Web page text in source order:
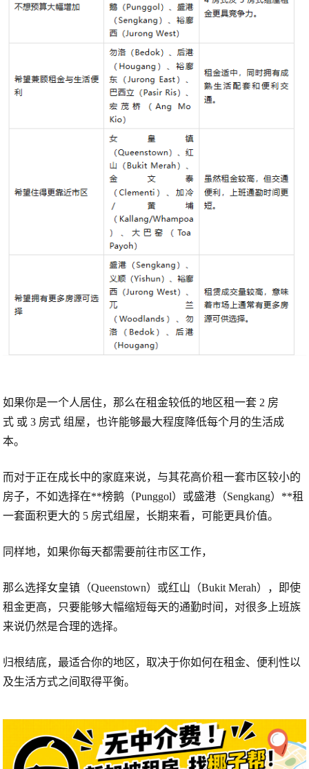
如果你是一个人居住，那么在租金较低的地区租一套 2 房
式 或3 房式 组屋，也许能够最大程度降低每个月的生活成
本。
而对于正在成长中的家庭来说，与其花高价租一套市区较小的
房子，不如选择在**榜鹅（Punggol） 或盛港（Sengkang）**租
一套面积更大的 5 房式组屋，长期来看，可能更具价值。
同样地，如果你每天都需要前往市区工作，
那么选择女皇镇（Queenstown） 或红山（Bukit Merah） ，即使
租金更高，只要能够大幅缩短每天的通勤时间，对很多上班族
来说仍然是合理的选择。
归根结底，最适合你的地区，取决于你如何在租金、便利性以
及生活方式之间取得平衡。